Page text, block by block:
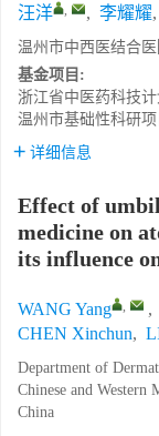
汪洋 , , 李耀耀,
温州市中西医结合
基金项目:
浙江省中医药科技计
温州市基础性科研项
详细信息
Effect of
medicine on
its influence
WANG Yang , ,
CHEN Xinchun,
Department of
Chinese and Western
China